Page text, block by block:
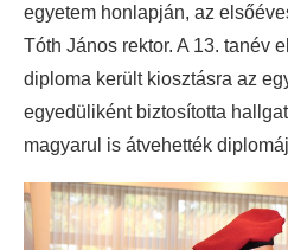
egyetem honlapján, az
Tóth János rektor. A 13. tanév
diploma került kiosztásra az
egyedüliként biztosította
magyarul is átvehették